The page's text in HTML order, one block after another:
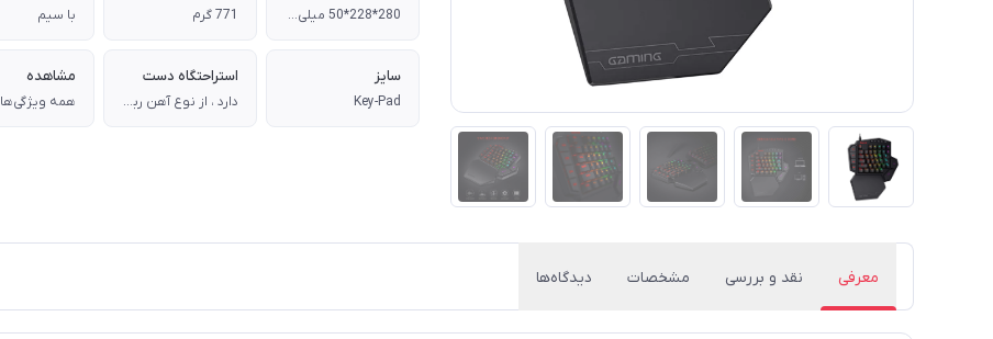
280*228*50 میلی‌متر 771 گرم با سیم
سایز
Key-Pad
استراحتگاه دست
دارد ، از نوع آهن ربایی
مشاهده
همه ویژگی‌ها
معرفی نقد و بررسی مشخصات دیدگاه‌ها